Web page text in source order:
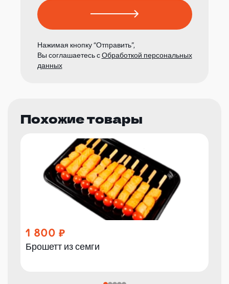
Нажимая кнопку “Отправить”,
Вы соглашаетесь сОбработкой персональных
данных
Похожие товары
1 800
Брошетт из семги